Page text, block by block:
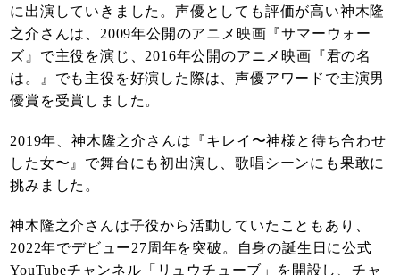
に出演していきました。声優としても評価が高い神木隆
之介さんは、2009年公開のアニメ映画『サマーウォー
ズ』で主役を演じ、2016年公開のアニメ映画『君の名
は。』でも主役を好演した際は、声優アワードで主演男
優賞を受賞しました。
2019年、神木隆之介さんは『キレイ〜神様と待ち合わせ
した女〜』で舞台にも初出演し、歌唱シーンにも果敢に
挑みました。
神木隆之介さんは子役から活動していたこともあり、
2022年でデビュー27周年を突破。自身の誕生日に公式
YouTubeチャンネル「リュウチューブ」を開設し、チャ